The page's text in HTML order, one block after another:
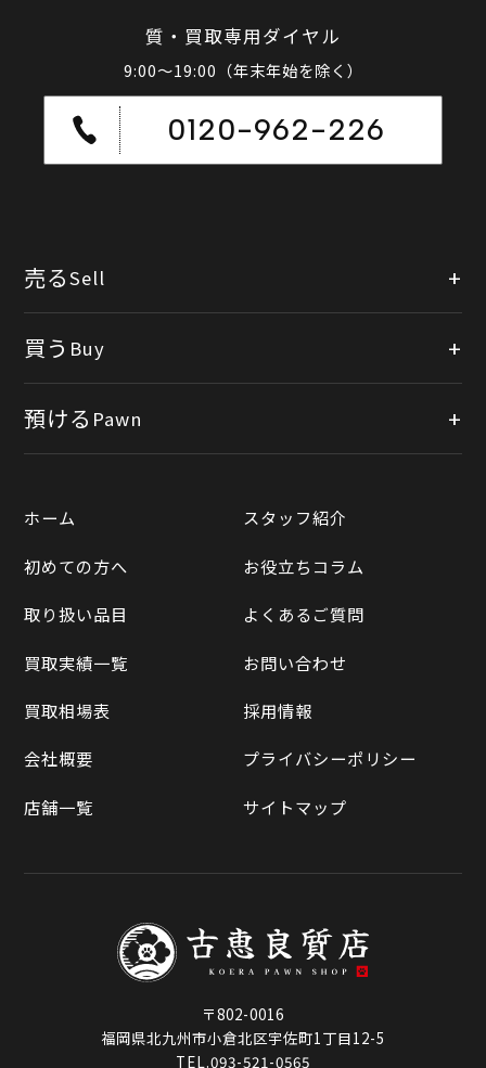
質・買取専用ダイヤル
9:00～19:00（年末年始を除く）
0120-962-226
売るSell
店頭買取
宅配買取
LINE査定
買取実績一覧
買取相場表
買う Buy
公式オンラインショップ
Yahooショッピング
Yahoo!オークション
メルカリ
ラクマ
預ける Pawn
ホーム
初めての方へ
取り扱い品目
買取実績一覧
買取相場表
会社概要
店舗一覧
スタッフ紹介
お役立ちコラム
よくあるご質問
お問い合わせ
採用情報
プライバシーポリシー
サイトマップ
〒802-0016
福岡県北九州市小倉北区宇佐町1丁目12-5
TEL.093-521-0565